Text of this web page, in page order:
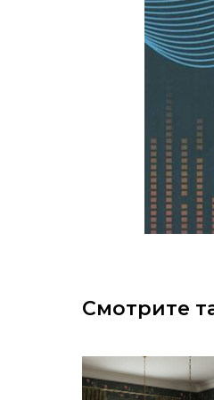
Смотрите